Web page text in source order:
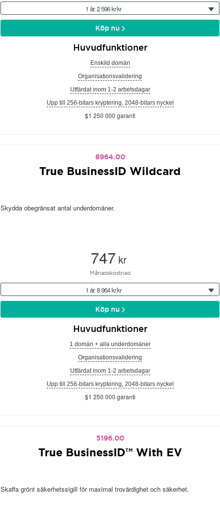
1 år: 2 596 kr kr
Köp nu
Huvudfunktioner
Enskild domän
Organisationsvalidering
Utfärdat inom 1-2 arbetsdagar
Upp till 256-bitars kryptering, 2048-bitars nyckel
$1 250 000 garanti
8964.00
True BusinessID Wildcard
Skydda obegränsat antal underdomäner.
747 kr
Månadskostnad
1 år: 8 964 kr kr
Köp nu
Huvudfunktioner
1 domän + alla underdomäner
Organisationsvalidering
Utfärdat inom 1-2 arbetsdagar
Upp till 256-bitars kryptering, 2048-bitars nyckel
$1 250 000 garanti
5196.00
True BusinessID™ With EV
Skaffa grönt säkerhetssigill för maximal trovärdighet och säkerhet.